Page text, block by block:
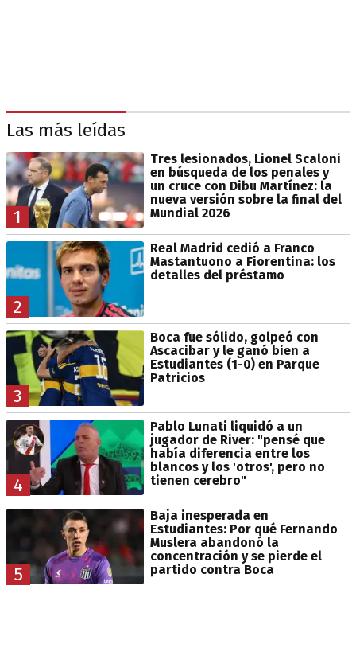
Las más leídas
1
Tres lesionados, Lionel Scaloni
en búsqueda de los penales y
un cruce con Dibu Martínez: la
nueva versión sobre la final del
Mundial 2026
2
Real Madrid cedió a Franco
Mastantuono a Fiorentina: los
detalles del préstamo
3
Boca fue sólido, golpeó con
Ascacibar y le ganó bien a
Estudiantes (1-0) en Parque
Patricios
4
Pablo Lunati liquidó a un
jugador de River: "pensé que
había diferencia entre los
blancos y los 'otros', pero no
tienen cerebro"
5
Baja inesperada en
Estudiantes: Por qué Fernando
Muslera abandonó la
concentración y se pierde el
partido contra Boca